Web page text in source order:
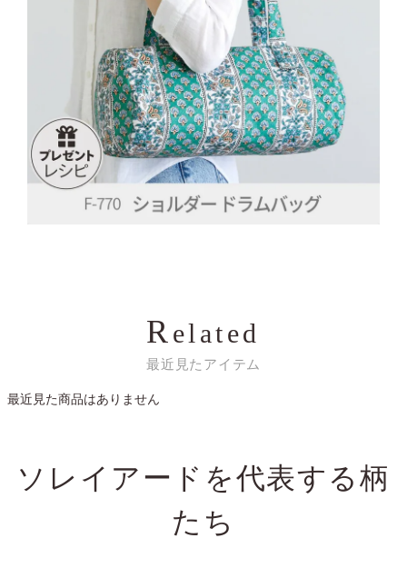
Related
最近見たアイテム
最近見た商品はありません
ソレイアードを代表する柄
たち